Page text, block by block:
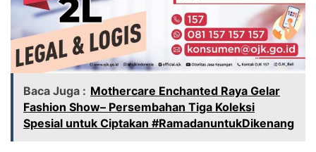
Baca Juga : Mothercare Enchanted Raya Gelar
Fashion Show– Persembahan Tiga Koleksi
Spesial untuk Ciptakan #RamadanuntukDikenang